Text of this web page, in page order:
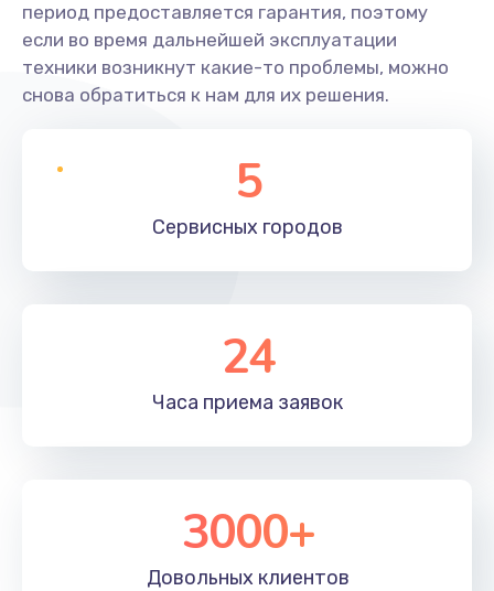
период предоставляется гарантия, поэтому
если во время дальнейшей эксплуатации
техники возникнут какие-то проблемы, можно
снова обратиться к нам для их решения.
5
Сервисных городов
24
Часа приема заявок
3000+
Довольных клиентов